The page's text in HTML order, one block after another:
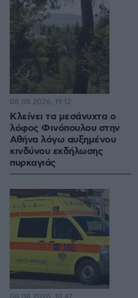
Κλείνει τα μεσάνυχτα ο
λόφος Φινόπουλου στην
Αθήνα λόγω αυξημένου
κινδύνου εκδήλωσης
πυρκαγιάς
08.08.2026, 19:12